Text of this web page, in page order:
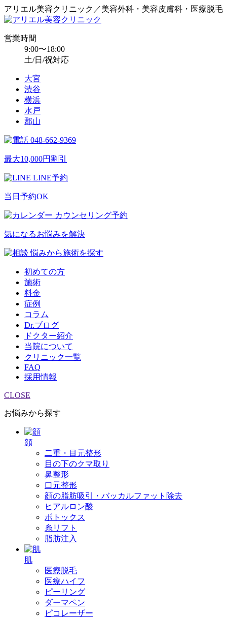
アリエル美容クリニック／美容外科・美容皮膚科・医療脱毛
営業時間
9:00〜18:00
土/日/祝対応
大宮
渋谷
横浜
水戸
郡山
048-662-9369
最大10,000円割引
LINE予約
当日予約OK
カウンセリング予約
気になるお悩みを解決
悩みから施術を探す
初めての方
施術
料金
症例
コラム
Dr.ブログ
ドクター紹介
当院について
クリニック一覧
FAQ
採用情報
CLOSE
お悩みから探す
顔
二重・目元整形
目の下のクマ取り
鼻整形
口元整形
顔の脂肪吸引・バッカルファット除去
ヒアルロン酸
ボトックス
糸リフト
脂肪注入
肌
医療脱毛
医療ハイフ
ピーリング
ダーマペン
ピコレーザー